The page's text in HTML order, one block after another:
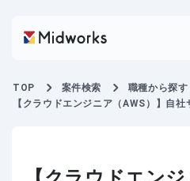
TOP 案件検索 職種から探す
【クラウドエンジニア（AWS）】自